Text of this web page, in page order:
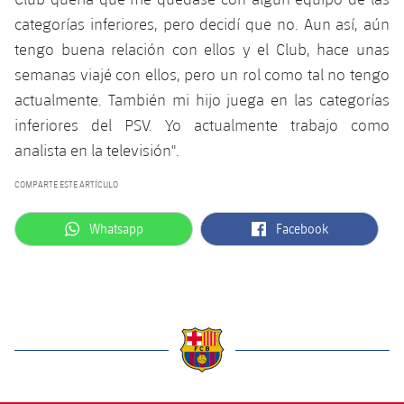
categorías inferiores, pero decidí que no. Aun así, aún
tengo buena relación con ellos y el Club, hace unas
semanas viajé con ellos, pero un rol como tal no tengo
actualmente. También mi hijo juega en las categorías
inferiores del PSV. Yo actualmente trabajo como
analista en la televisión".
COMPARTE ESTE ARTÍCULO
label.aria.whatsapp
Whatsapp label.aria.facebook
Facebook